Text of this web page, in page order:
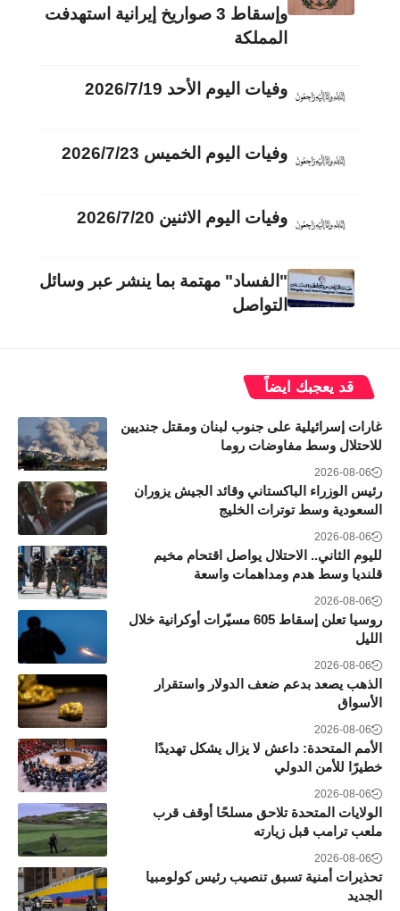
وإسقاط 3 صواريخ إيرانية استهدفت
المملكة
وفيات اليوم الأحد 2026/7/19
وفيات اليوم الخميس 2026/7/23
وفيات اليوم الاثنين 2026/7/20
"الفساد" مهتمة بما ينشر عبر وسائل
التواصل
قد يعجبك ايضاً
غارات إسرائيلية على جنوب لبنان ومقتل جنديين
للاحتلال وسط مفاوضات روما
2026-08-06
رئيس الوزراء الباكستاني وقائد الجيش يزوران
السعودية وسط توترات الخليج
2026-08-06
لليوم الثاني.. الاحتلال يواصل اقتحام مخيم
قلنديا وسط هدم ومداهمات واسعة
2026-08-06
روسيا تعلن إسقاط 605 مسيّرات أوكرانية خلال
الليل
2026-08-06
الذهب يصعد بدعم ضعف الدولار واستقرار
الأسواق
2026-08-06
الأمم المتحدة: داعش لا يزال يشكل تهديدًا
خطيرًا للأمن الدولي
2026-08-06
الولايات المتحدة تلاحق مسلحًا أوقف قرب
ملعب ترامب قبل زيارته
2026-08-06
تحذيرات أمنية تسبق تنصيب رئيس كولومبيا
الجديد